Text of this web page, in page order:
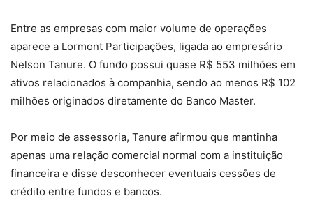
Entre as empresas com maior volume de operações
aparece a Lormont Participações, ligada ao empresário
Nelson Tanure. O fundo possui quase R$ 553 milhões em
ativos relacionados à companhia, sendo ao menos R$ 102
milhões originados diretamente do Banco Master.
Por meio de assessoria, Tanure afirmou que mantinha
apenas uma relação comercial normal com a instituição
financeira e disse desconhecer eventuais cessões de
crédito entre fundos e bancos.